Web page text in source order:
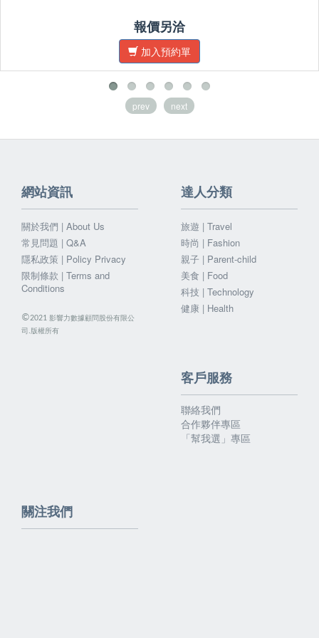
報價另洽
加入預約單
prev next
網站資訊
關於我們 | About Us
常見問題 | Q&A
隱私政策 | Policy Privacy
限制條款 | Terms and
Conditions
©2021 影響力數據顧問股份有限公
司.版權所有
達人分類
旅遊 | Travel
時尚 | Fashion
親子 | Parent-child
美食 | Food
科技 | Technology
健康 | Health
客戶服務
聯絡我們
合作夥伴專區
「幫我選」專區
關注我們